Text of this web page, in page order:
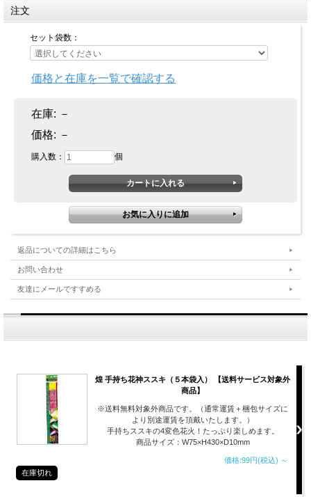
注文
セット袋数：
価格と在庫を一覧で確認する
在庫: －
価格: －
購入数： 個
返品についての詳細はこちら
お問い合わせ
友達にメールですすめる
煌 手持ち花神ススキ（５本袋入） 【送料サービス対象外
商品】
※送料無料対象外商品です。（通常運賃＋梱包サイズに
より別途運賃を頂戴いたします。）
手持ちススキの4変色花火！たっぷり楽しめます。
商品サイズ：W75×H430×D10mm
価格:99円(税込) ～
在庫切れ